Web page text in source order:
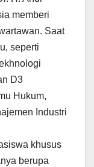
memberi
Saat
seperti
D3
Hukum,
Industri
khusus
berupa